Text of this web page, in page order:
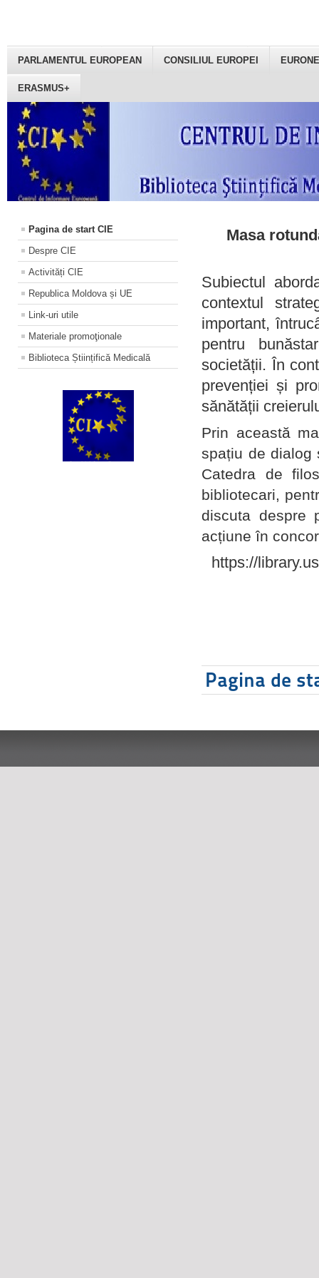
PARLAMENTUL EUROPEAN CONSILIUL EUROPEI
ERASMUS+
Pagina de start CIE
Despre CIE
Activități CIE
Republica Moldova și UE
Link-uri utile
Materiale promoţionale
Biblioteca Științifică Medicală
Masa
Subiectul
contextul
important,
pentru
societății. În
prevenției și
sănătății
Prin această
spațiu de dialog
Catedra de
bibliotecari,
discuta despre
acțiune în
https://
Pagina de